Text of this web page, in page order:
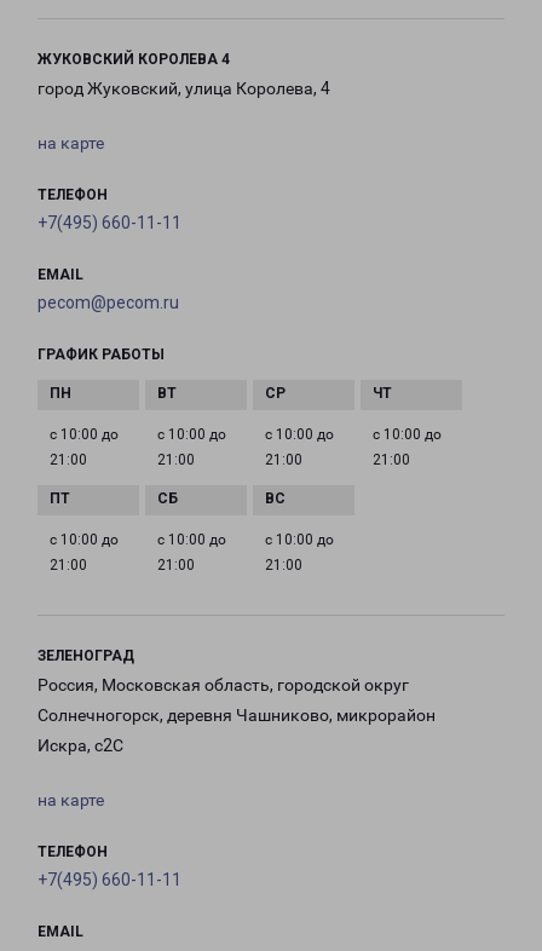
ЖУКОВСКИЙ КОРОЛЕВА 4
город Жуковский, улица Королева, 4
на карте
ТЕЛЕФОН
+7(495) 660-11-11
EMAIL
pecom@pecom.ru
ГРАФИК РАБОТЫ
с 10:00 до
21:00
с 10:00 до
21:00
с 10:00 до
21:00
с 10:00 до
21:00
с 10:00 до
21:00
с 10:00 до
21:00
с 10:00 до
21:00
ЗЕЛЕНОГРАД
Россия, Московская область, городской округ
Солнечногорск, деревня Чашниково, микрорайон
Искра, с2С
на карте
ТЕЛЕФОН
+7(495) 660-11-11
EMAIL